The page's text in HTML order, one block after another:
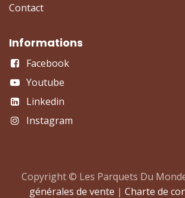
Contact
Informations
Facebook
Youtube
Linkedin
Instagram
Copyright © Les Parquets Du
générales de vente | Charte de